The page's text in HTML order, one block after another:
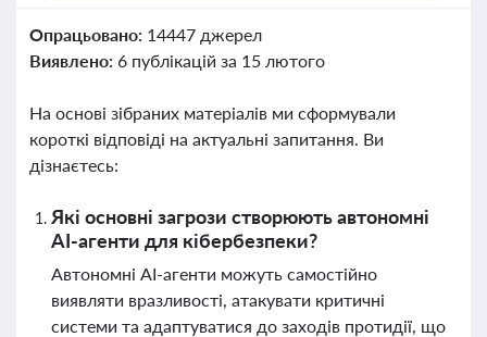
Опрацьовано: 14447 джерел
Виявлено: 6 публікацій за 15 лютого
На основі зібраних матеріалів ми сформували
короткі відповіді на актуальні запитання. Ви
дізнаєтесь:
Які основні загрози створюють автономні
AI-агенти для кібербезпеки?
Автономні AI-агенти можуть самостійно
виявляти вразливості, атакувати критичні
системи та адаптуватися до заходів протидії, що